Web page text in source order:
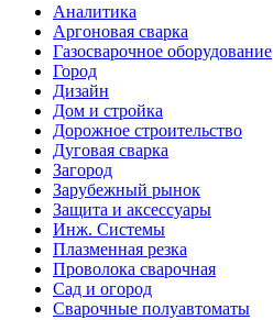
Аналитика
Аргоновая сварка
Газосварочное оборудование
Город
Дизайн
Дом и стройка
Дорожное строительство
Дуговая сварка
Загород
Зарубежный рынок
Защита и аксессуары
Инж. Системы
Плазменная резка
Проволока сварочная
Сад и огород
Сварочные полуавтоматы